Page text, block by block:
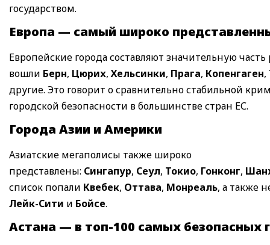
государством.
Европа — самый широко
Европейские города составляют значительную
вошли Берн, Цюрих,Хельсинки, Прага, Копенгаген,
другие. Это говорит о сравнительно стабильной
городской безопасности в большинстве стран ЕС.
Города Азии и Америки
Азиатские мегаполисы также широко
представлены: Сингапур, Сеул, Токио, Гонконг,
список попали Квебек, Оттава, Монреаль, а также
Лейк-Сити и Бойсе.
Астана — в топ-100 самых безопасных